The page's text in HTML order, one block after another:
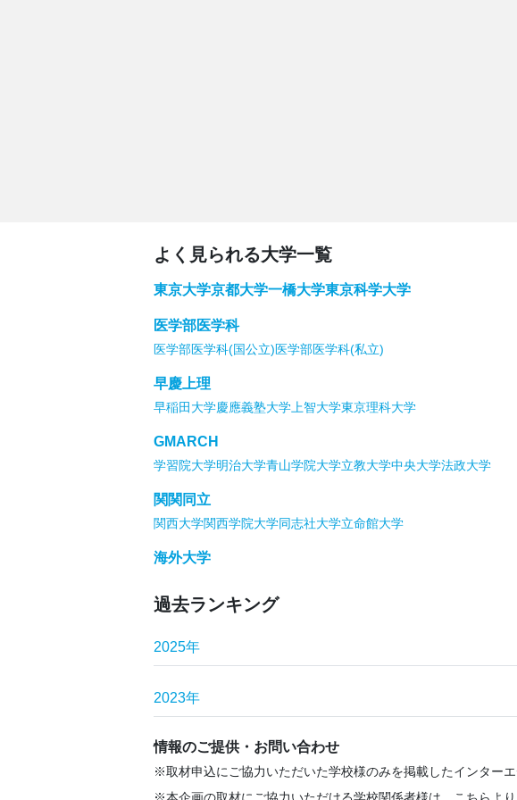
よく見られる大学一覧
東京大学京都大学一橋大学東京科学大学
医学部医学科
医学部医学科(国公立)医学部医学科(私立)
早慶上理
早稲田大学慶應義塾大学 上智大学東京理科大学
GMARCH
学習院大学明治大学青山学院大学立教大学中央大学法政大学
関関同立
関西大学関西学院大学同志社大学立命館大学
海外大学
過去ランキング
2025年
2023年
情報のご提供・お問い合わせ
取材申込にご協力いただいた学校様のみを掲載したインター